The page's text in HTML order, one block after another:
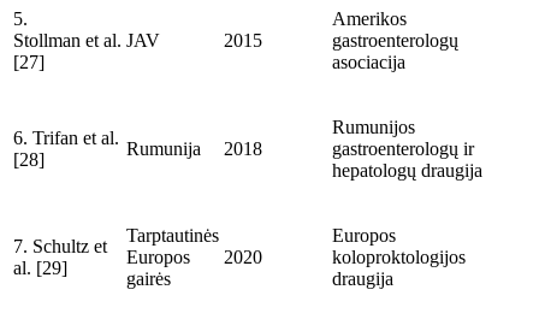
5.
Stollman et al.
[27]
JAV 2015
Amerikos
gastroenterologų
asociacija
6. Trifan et al.
[28]
Rumunija 2018
Rumunijos
gastroenterologų ir
hepatologų draugija
7. Schultz et
al. [29]
Tarptautinės
Europos
gairės
2020
Europos
koloproktologijos
draugija